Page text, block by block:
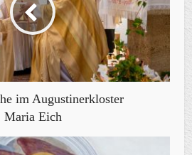
im Augustinerkloster
Maria Eich